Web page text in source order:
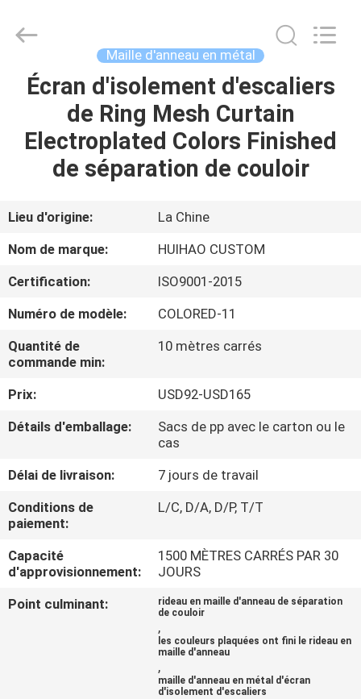
ACCUEIL
PRODUITS
PROPOS
DE
NOUS
VISITE
DE
CONTRÔLE
CONTACTEZ-
NOUS
NOUVELLES
Mesh
Product
Reserved.
Maille d'anneau en métal
Écran d'isolement d'escaliers
de Ring Mesh Curtain
Electroplated Colors Finished
de séparation de couloir
Lieu d'origine:
La Chine
Nom de marque:
HUIHAO CUSTOM
Certification:
ISO9001-2015
Numéro de modèle:
COLORED-11
Quantité de
commande min:
10 mètres carrés
Prix:
USD92-USD165
Détails d'emballage:
Sacs de pp avec le carton ou le
cas
Délai de livraison:
7 jours de travail
Conditions de
paiement:
L/C, D/A, D/P, T/T
Capacité
d'approvisionnement:
1500 MÈTRES CARRÉS PAR 30
JOURS
Point culminant:
rideau en maille d'anneau de séparation
de couloir
,
les couleurs plaquées ont fini le rideau en
maille d'anneau
,
maille d'anneau en métal d'écran
d'isolement d'escaliers